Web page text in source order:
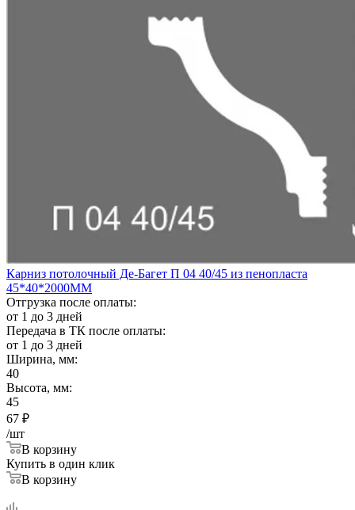
Карниз потолочный Де-Багет П 04 40/45 из пенопласта
45*40*2000ММ
Отгрузка после оплаты:
от 1 до 3 дней
Передача в ТК после оплаты:
от 1 до 3 дней
Ширина, мм:
40
Высота, мм:
45
67 ₽
/шт
В корзину
Купить в один клик
В корзину